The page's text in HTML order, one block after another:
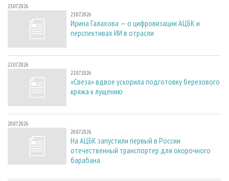
23.07.2026
23.07.2026
Ирина Галахова — о цифровизации АЦБК и
перспективах ИИ в отрасли
22.07.2026
22.07.2026
«Свеза» вдвое ускорила подготовку березового
кряжа к лущению
20.07.2026
20.07.2026
На АЦБК запустили первый в России
отечественный транспортер для окорочного
барабана